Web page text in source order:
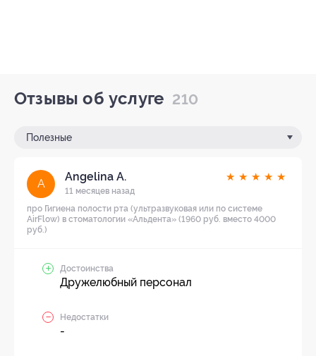
Отзывы об услуге 210
Полезные
A
Angelina А.
11 месяцев назад
★ ★ ★ ★ ★
про Гигиена полости рта (ультразвуковая или по системе
AirFlow) в стоматологии «Альдента» (1960 руб. вместо 4000
руб.)
Достоинства
Дружелюбный персонал
Недостатки
-